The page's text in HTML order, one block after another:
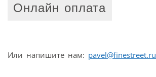
Онлайн оплата
Или напишите нам: pavel@finestreet.ru